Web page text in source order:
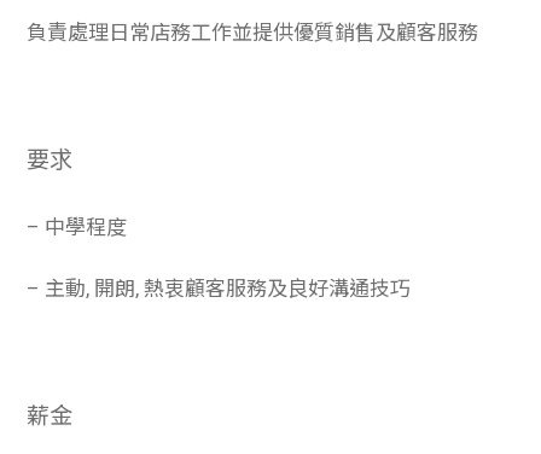
負責處理日常店務工作並提供優質銷售及顧客服務
要求
– 中學程度
– 主動, 開朗, 熱衷顧客服務及良好溝通技巧
薪金